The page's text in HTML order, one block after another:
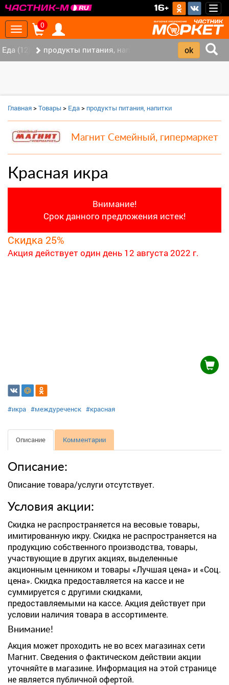
16+
Toggle
navigation
0
Еда (12) продукты питания, напитки (7)
Главная>Товары > Еда> продукты питания, напитки
Магнит Семейный, гипермаркет
Красная икра
Внимание!
Срок данного предложения истек!
Скидка 25%
Акция действует один день 12 августа 2022 г.
#икра #междуреченск #красная
Описание Комментарии
Описание:
Описание товара/услуги отсутствует.
Условия акции:
Скидка не распространяется на весовые товары,
имитированную икру. Скидка не распространяется на
продукцию собственного производства, товары,
участвующие в других акциях, выделенные
акционным ценником и товары «Лучшая цена» и «Соц.
цена». Скидка предоставляется на кассе и не
суммируется с другими скидками,
предоставляемыми на кассе. Акция действует при
условии наличия товара в ассортименте.
Внимание!
Акция может проходить не во всех магазинах сети
Магнит. Сведения о фактическом действии акции
уточняйте в магазине. Информация на этой странице
не является публичной офертой.